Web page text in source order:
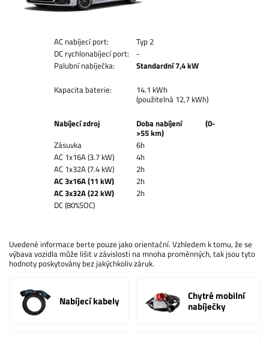
AC nabíjecí port:
Typ 2
DC rychlonabíjecí port:
-
Palubní nabíječka:
Standardní 7,4 kW
Kapacita baterie:
14.1 kWh
(použitelná 12,7 kWh)
Nabíjecí zdroj
Doba nabíjení (0-
>55 km)
Zásuvka
6h
AC 1x16A (3.7 kW)
4h
AC 1x32A (7.4 kW)
2h
AC 3x16A (11 kW)
2h
AC 3x32A (22 kW)
2h
DC (80%SOC)
Uvedené informace berte pouze jako orientační. Vzhledem k tomu, že se
výbava vozidla může lišit v závislosti na mnoha proměnných, tak jsou tyto
hodnoty poskytovány bez jakýchkoliv záruk.
Nabíjecí kabely Chytré mobilní
nabíječky